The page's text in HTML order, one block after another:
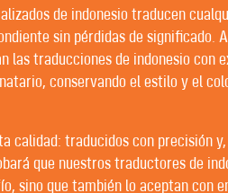
QUE
de indonesio traducen
sin pérdidas de significado.
las traducciones de indonesio con
conservando el estilo y el
calidad: traducidos con precisión y,
que nuestros traductores de
sino que también lo aceptan con